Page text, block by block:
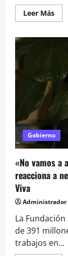
Leer MásLeer
más
de
julio
Gobierno
«No vamos a
reacciona a
Viva
Administrador
La
de 391
trabajos en...